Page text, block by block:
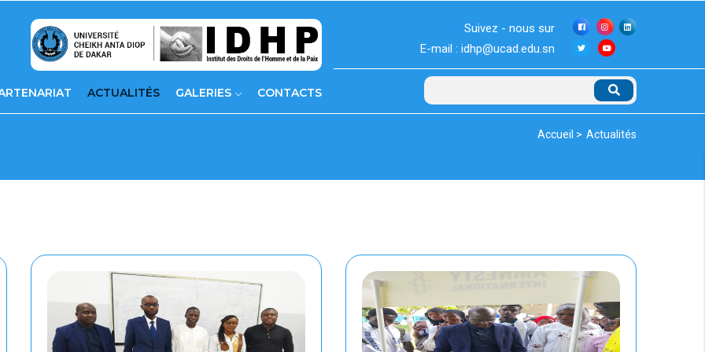
Suivez - nous sur
E-mail : idhp@ucad.edu.sn
ACTUALITÉS GALERIES CONTACTS Rechercher
Fil
Accueil > Actualités